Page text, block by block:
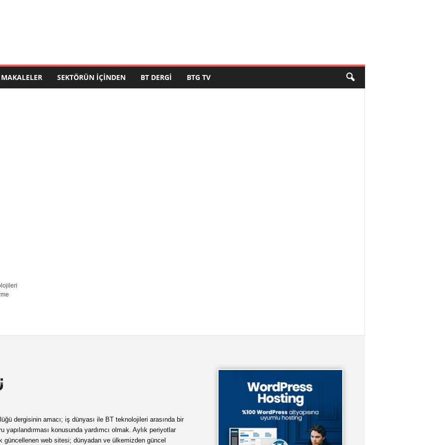
MAKALELER SEKTÖRÜN İÇINDEN BT DERGI BTG TV
dergisinin amacı; iş dünyası ile BT teknolojileri arasında bir
yapılandırması konusunda yardımcı olmak. Aylık periyotlar
güncellenen web sitesi; dünyadan ve ülkemizden güncel